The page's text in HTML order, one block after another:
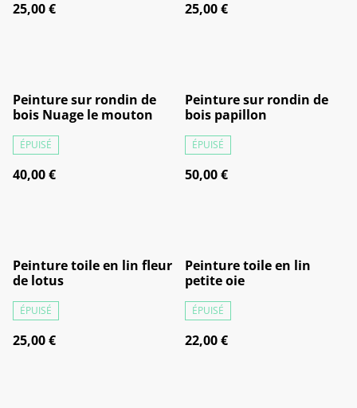
25,00 € 25,00 €
Peinture sur rondin de
bois Nuage le mouton
ÉPUISÉ
40,00 €
Peinture sur rondin de
bois papillon
ÉPUISÉ
50,00 €
Peinture toile en lin fleur
de lotus
ÉPUISÉ
25,00 €
Peinture toile en lin
petite oie
ÉPUISÉ
22,00 €